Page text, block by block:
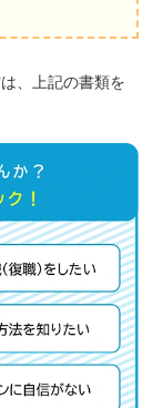
、上記の書類を